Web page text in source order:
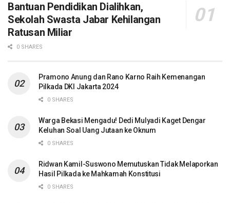
Bantuan Pendidikan Dialihkan,
Sekolah Swasta Jabar Kehilangan
Ratusan Miliar
0 SHARES
Pramono Anung dan Rano Karno Raih Kemenangan
Pilkada DKI Jakarta 2024
0 SHARES
Warga Bekasi Mengadu! Dedi Mulyadi Kaget Dengar
Keluhan Soal Uang Jutaan ke Oknum
0 SHARES
Ridwan Kamil-Suswono Memutuskan Tidak Melaporkan
Hasil Pilkada ke Mahkamah Konstitusi
0 SHARES